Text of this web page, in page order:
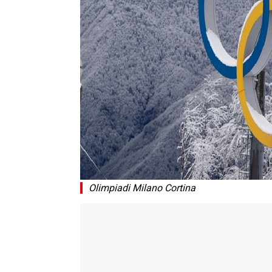
Olimpiadi Milano Cortina